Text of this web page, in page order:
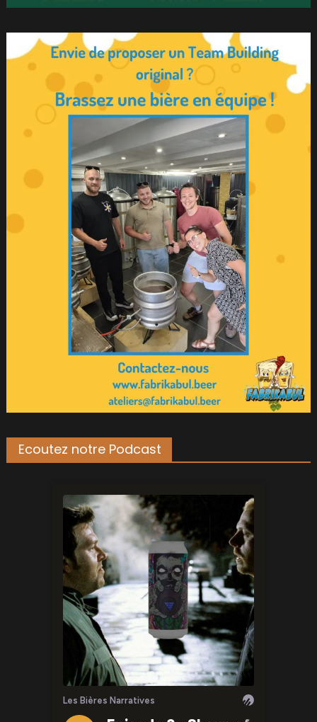
Ecoutez notre Podcast